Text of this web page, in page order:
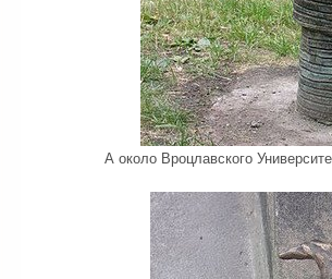
А около Вроцлавского